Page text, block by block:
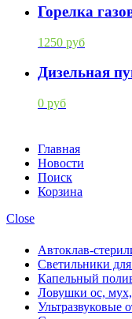
Горелка
1250 руб
Дизельная
0 руб
Главная
Новости
Поиск
Корзина
Close
Автоклав-
Светильники
Капельный
Ловушки ос,
Ультразвуковые